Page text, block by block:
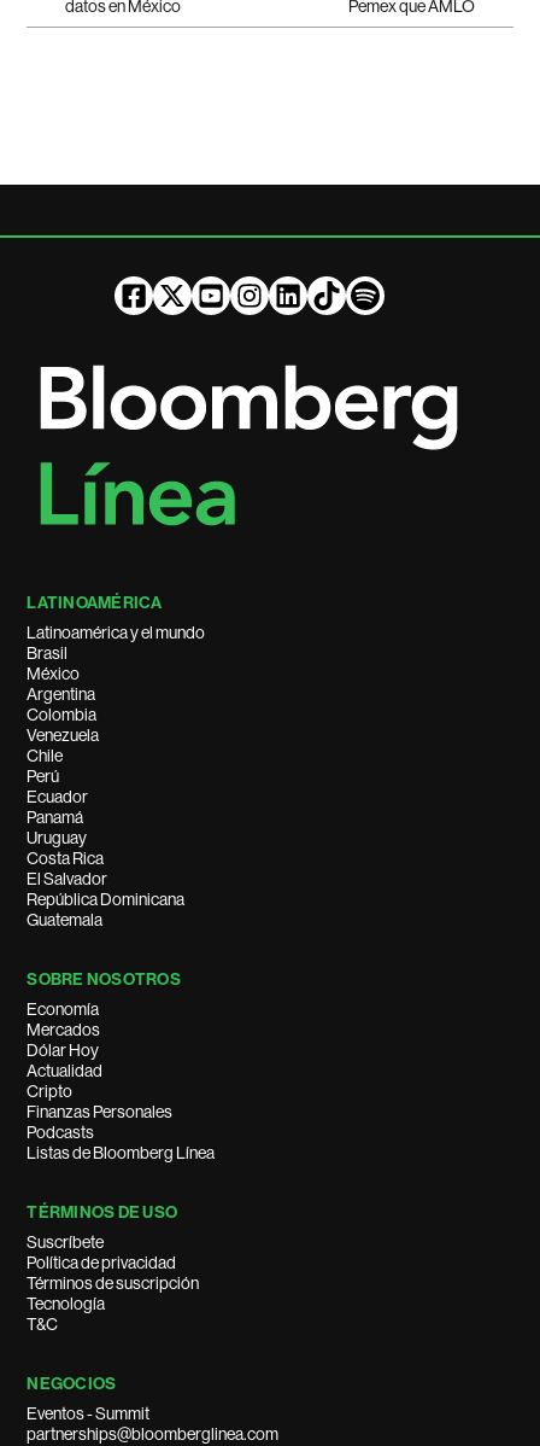
datos en México
Pemex que AMLO
LATINOAMÉRICA
Latinoamérica y el mundo
Brasil
México
Argentina
Colombia
Venezuela
Chile
Perú
Ecuador
Panamá
Uruguay
Costa Rica
El Salvador
República Dominicana
Guatemala
SOBRE NOSOTROS
Economía
Mercados
Dólar Hoy
Actualidad
Cripto
Finanzas Personales
Podcasts
Listas de Bloomberg Línea
TÉRMINOS DE USO
Suscríbete
Política de privacidad
Términos de suscripción
Tecnología
T&C
NEGOCIOS
Eventos - Summit
partnerships@bloomberglinea.com